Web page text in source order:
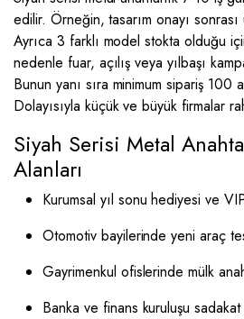
edilir. Örneğin, tasarım onayı
Ayrıca 3 farklı model stokta olduğu
nedenle fuar, açılış veya yılbaşı
Bunun yanı sıra minimum sipariş 100
Dolayısıyla küçük ve büyük firmalar
Siyah Serisi Metal
Alanları
Kurumsal yıl sonu hediyesi ve
Otomotiv bayilerinde yeni araç
Gayrimenkul ofislerinde mülk
Banka ve finans kuruluşu sadakat